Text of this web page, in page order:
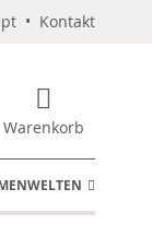
• Kontakt
Warenkorb